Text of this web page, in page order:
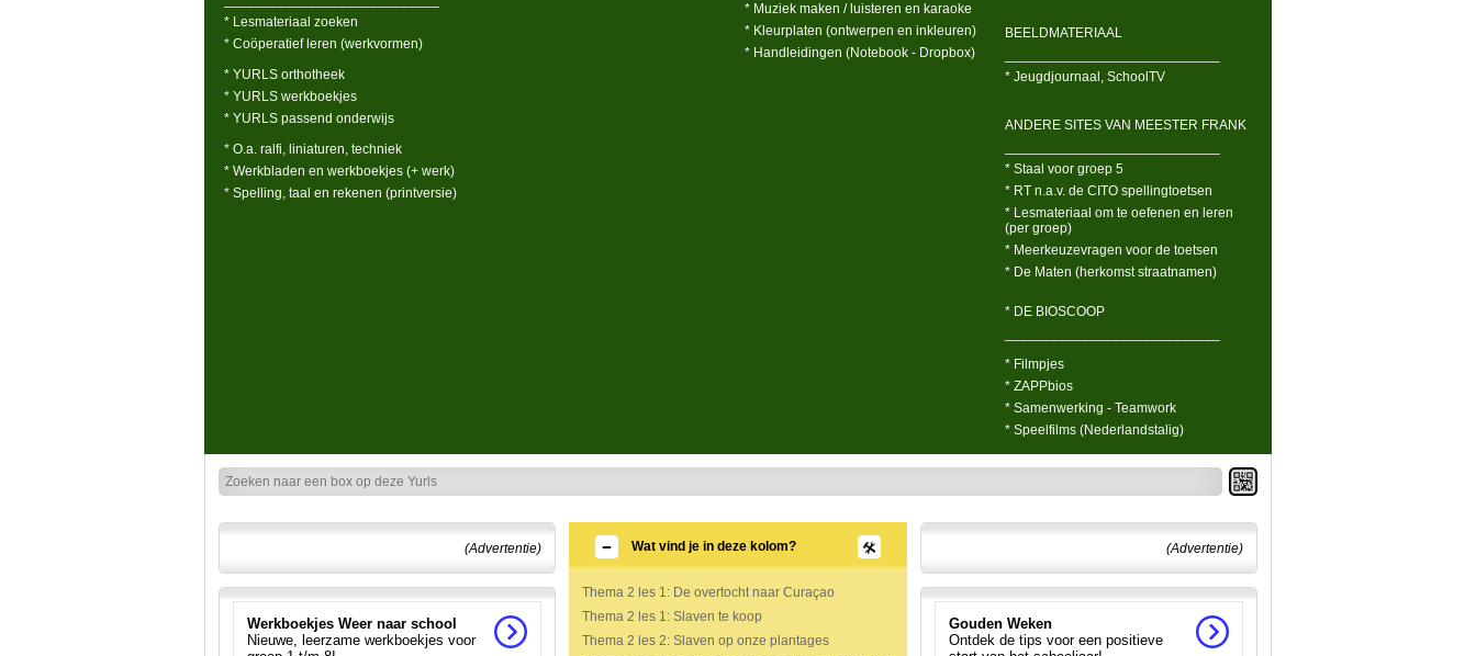
* Lesmateriaal zoeken
* Coöperatief leren (werkvormen)
* YURLS orthotheek
* YURLS werkboekjes
* YURLS passend onderwijs
* O.a. ralfi, liniaturen, techniek
* Werkbladen en werkboekjes (+ werk)
* Spelling, taal en rekenen (printversie)
* Muziek maken / luisteren en karaoke
* Kleurplaten (ontwerpen en inkleuren)
* Handleidingen (Notebook - Dropbox)
BEELDMATERIAAL
* Jeugdjournaal, SchoolTV
ANDERE SITES VAN MEESTER FRANK
* Staal voor groep 5
* RT n.a.v. de CITO spellingtoetsen
* Lesmateriaal om te oefenen en leren
(per groep)
* Meerkeuzevragen voor de toetsen
* De Maten (herkomst straatnamen)
* DE BIOSCOOP
* Filmpjes
* ZAPPbios
* Samenwerking - Teamwork
* Speelfilms (Nederlandstalig)
(Advertentie)
Werkboekjes Weer naar school
Nieuwe, leerzame werkboekjes voor
Wat vind je in deze kolom?
Thema 2 les 1: De overtocht naar Curaçao
Thema 2 les 1: Slaven te koop
Thema 2 les 2: Slaven op onze plantages
(Advertentie)
Gouden Weken
Ontdek de tips voor een positieve